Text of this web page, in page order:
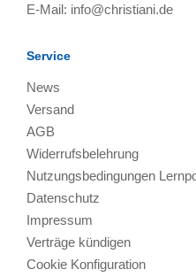
E-Mail: info@christiani.de
Service
News
Versand
AGB
Widerrufsbelehrung
Nutzungsbedingungen
Datenschutz
Impressum
Verträge kündigen
Cookie Konfiguration